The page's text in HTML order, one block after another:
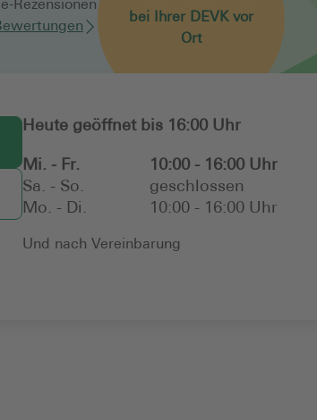
Rezensionen
bei Ihrer DEVK vor
Ort
Heute geöffnet bis 16:00 Uhr
Mi. - Fr.
10:00 - 16:00 Uhr
Sa. - So.
geschlossen
Mo. - Di.
10:00 - 16:00 Uhr
Und nach Vereinbarung